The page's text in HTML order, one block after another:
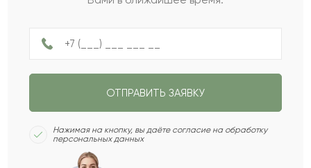
СЛЕДУЮЩИЙ ВОПРОС
НАЗАД
ОТПРАВИТЬ ЗАЯВКУ
Нажимая на кнопку, вы даёте согласие на обработку
персональных данных